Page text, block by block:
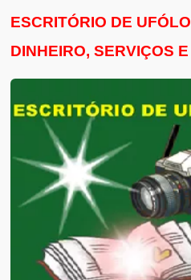
ESCRITÓRIO DE
DINHEIRO, SERVIÇOS